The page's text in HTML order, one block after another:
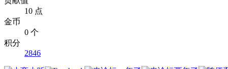
10 点
金币
0 个
积分
2846